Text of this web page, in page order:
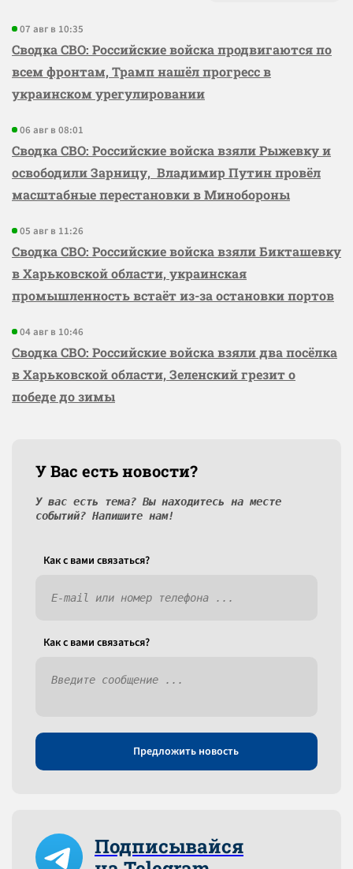
07 авг в 10:35
Сводка СВО: Российские войска продвигаются по
всем фронтам, Трамп нашёл прогресс в
украинском урегулировании
06 авг в 08:01
Сводка СВО: Российские войска взяли Рыжевку и
освободили Зарницу, Владимир Путин провёл
масштабные перестановки в Минобороны
05 авг в 11:26
Сводка СВО: Российские войска взяли Бикташевку
в Харьковской области, украинская
промышленность встаёт из-за остановки портов
04 авг в 10:46
Сводка СВО: Российские войска взяли два посёлка
в Харьковской области, Зеленский грезит о
победе до зимы
У Вас есть новости?
У вас есть тема? Вы находитесь на месте
событий? Напишите нам!
Как c вами связаться?
Как c вами связаться?
Предложить новость
Подписывайся